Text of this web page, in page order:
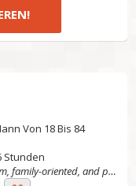
Von 18 Bis 84
Stunden
!Hi there! l am a warm, family-oriented, and positive...